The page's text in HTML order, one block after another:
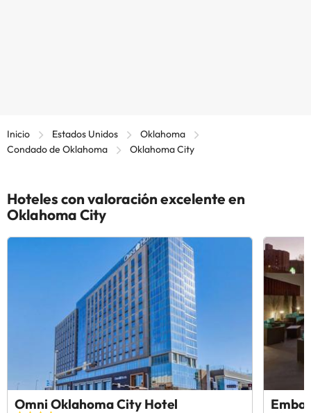
Inicio Estados Unidos
Oklahoma
Condado de Oklahoma
Oklahoma City
Hoteles con valoración excelente en
Oklahoma City
Omni Oklahoma City Hotel